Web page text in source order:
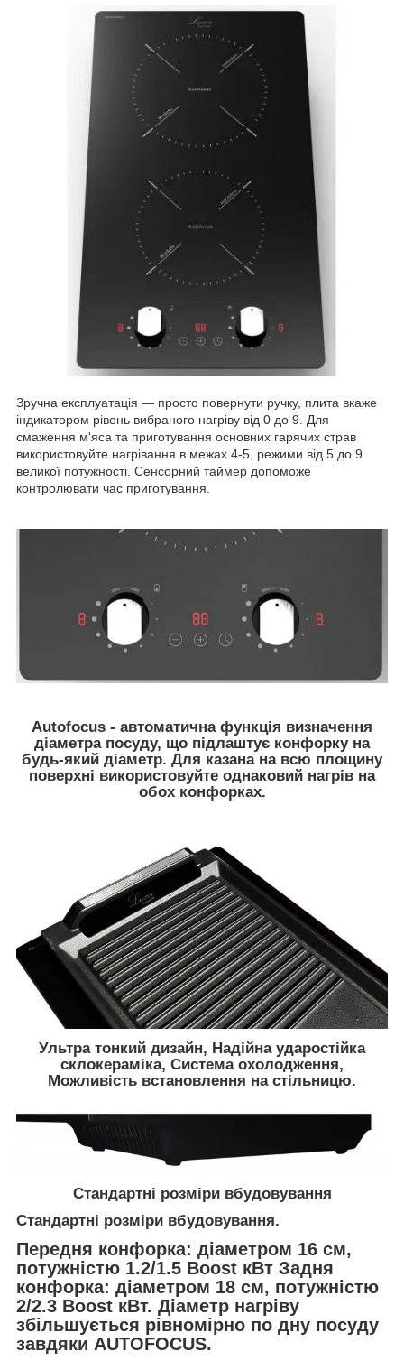
Зручна експлуатація — просто повернути ручку, плита вкаже
індикатором рівень вибраного нагріву від 0 до 9. Для
смаження м'яса та приготування основних гарячих страв
використовуйте нагрівання в межах 4-5, режими від 5 до 9
великої потужності. Сенсорний таймер допоможе
контролювати час приготування.
Autofocus - автоматична функція визначення
діаметра посуду, що підлаштує конфорку на
будь-який діаметр. Для казана на всю площину
поверхні використовуйте однаковий нагрів на
обох конфорках.
Ультра тонкий дизайн, Надійна ударостійка
склокераміка, Система охолодження,
Можливість встановлення на стільницю.
Стандартні розміри вбудовування
Стандартні розміри вбудовування.
Передня конфорка: діаметром 16 см,
потужністю 1.2/1.5 Boost кВт Задня
конфорка: діаметром 18 см, потужністю
2/2.3 Boost кВт. Діаметр нагріву
збільшується рівномірно по дну посуду
завдяки AUTOFOCUS.